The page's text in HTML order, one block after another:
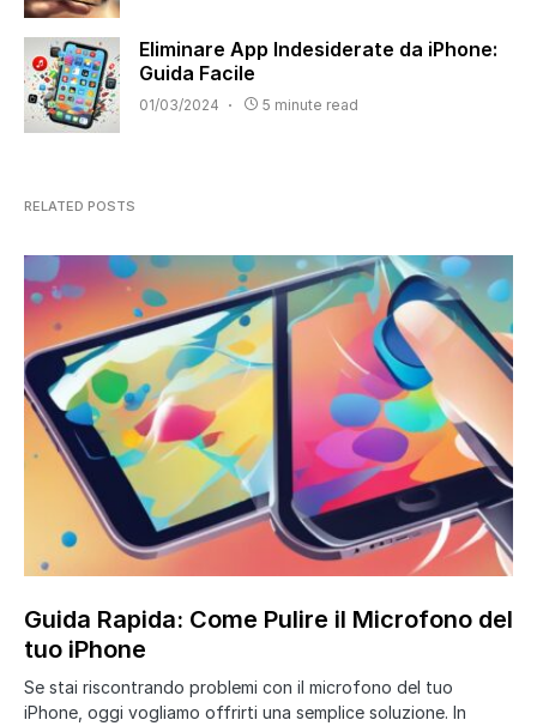
Eliminare App Indesiderate da iPhone:
Guida Facile
01/03/2024 5 minute read
RELATED POSTS
Guida Rapida: Come Pulire il Microfono del
tuo iPhone
Se stai riscontrando problemi con il microfono del tuo
iPhone, oggi vogliamo offrirti una semplice soluzione. In